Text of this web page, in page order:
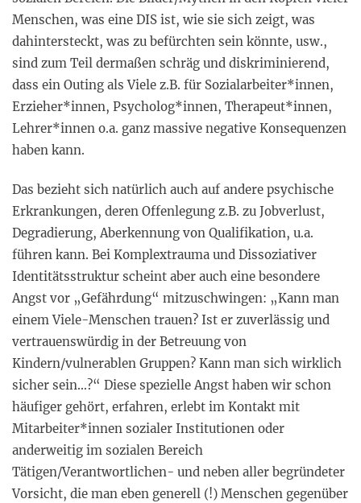
Menschen, was eine DIS ist, wie sie sich zeigt, was
dahintersteckt, was zu befürchten sein könnte, usw.,
sind zum Teil dermaßen schräg und diskriminierend,
dass ein Outing als Viele z.B. für Sozialarbeiter*innen,
Erzieher*innen, Psycholog*innen, Therapeut*innen,
Lehrer*innen o.a. ganz massive negative Konsequenzen
haben kann.
Das bezieht sich natürlich auch auf andere psychische
Erkrankungen, deren Offenlegung z.B. zu Jobverlust,
Degradierung, Aberkennung von Qualifikation, u.a.
führen kann. Bei Komplextrauma und Dissoziativer
Identitätsstruktur scheint aber auch eine besondere
Angst vor „Gefährdung“ mitzuschwingen: „Kann man
einem Viele-Menschen trauen? Ist er zuverlässig und
vertrauenswürdig in der Betreuung von
Kindern/vulnerablen Gruppen? Kann man sich wirklich
sicher sein…?“ Diese spezielle Angst haben wir schon
häufiger gehört, erfahren, erlebt im Kontakt mit
Mitarbeiter*innen sozialer Institutionen oder
anderweitig im sozialen Bereich
Tätigen/Verantwortlichen- und neben aller begründeter
Vorsicht, die man eben generell (!) Menschen gegenüber